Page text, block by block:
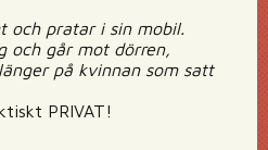
och pratar i sin mobil.
och går mot dörren,
på kvinnan som satt
PRIVAT!